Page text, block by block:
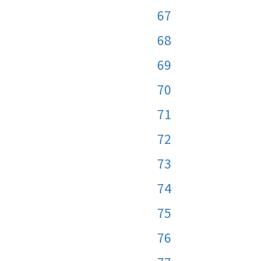
67
68
69
70
71
72
73
74
75
76